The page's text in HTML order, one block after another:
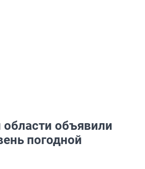
объявили
погодной